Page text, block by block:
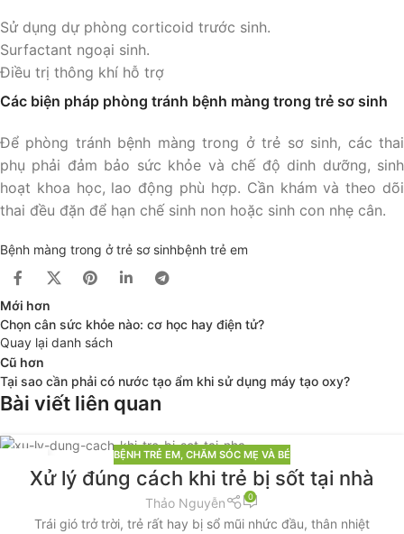
Sử dụng dự phòng corticoid trước sinh.
Surfactant ngoại sinh.
Điều trị thông khí hỗ trợ
Các biện pháp phòng tránh bệnh màng trong trẻ sơ sinh
Để phòng tránh bệnh màng trong ở trẻ sơ sinh, các thai
phụ phải đảm bảo sức khỏe và chế độ dinh dưỡng, sinh
hoạt khoa học, lao động phù hợp. Cần khám và theo dõi
thai đều đặn để hạn chế sinh non hoặc sinh con nhẹ cân.
Bệnh màng trong ở trẻ sơ sinhbệnh trẻ em
Mới hơn
Chọn cân sức khỏe nào: cơ học hay điện tử?
Quay lại danh sách
Cũ hơn
Tại sao cần phải có nước tạo ẩm khi sử dụng máy tạo oxy?
Bài viết liên quan
TH4
BỆNH TRẺ EM, CHĂM SÓC MẸ VÀ BÉ
Xử lý đúng cách khi trẻ bị sốt tại nhà
Thảo Nguyễn 0
Trái gió trở trời, trẻ rất hay bị sổ mũi nhức đầu, thân nhiệt